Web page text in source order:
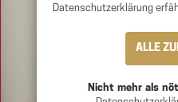
Datenschutzerklärung
ALLE
Nicht mehr als